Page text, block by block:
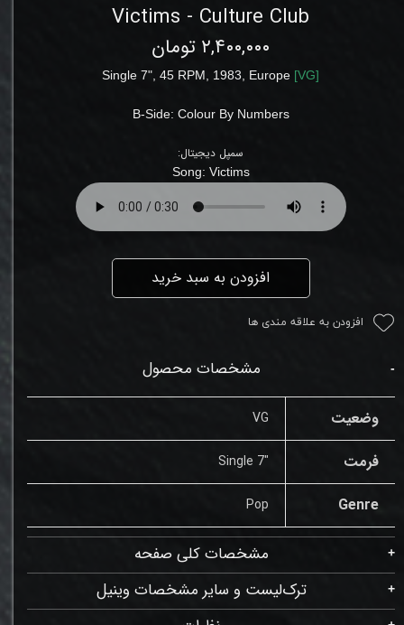
Victims - Culture Club
۲,۴۰۰,۰۰۰ تومان
Single 7", 45 RPM, 1983, Europe [VG]
B-Side: Colour By Numbers
سمپل دیجیتال:
Song: Victims
افزودن به سبد خرید
افزودن به علاقه مندی ها
مشخصات محصول
وضعیت VG
فرمت "Single 7
Genre
Pop
مشخصات کلی صفحه
ترک‌لیست و سایر مشخصات وینیل